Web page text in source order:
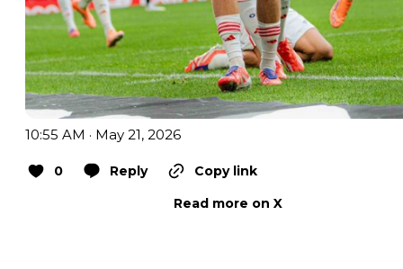
10:55 AM · May 21, 2026
0 Reply
Copy link
Read more on X